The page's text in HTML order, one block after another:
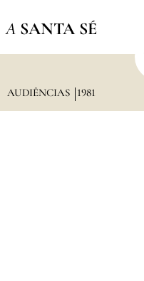
A SANTA SÉ
AUDIÊNCIAS 1981